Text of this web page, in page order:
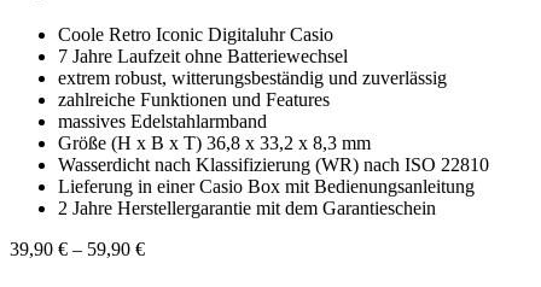
Coole Retro Iconic Digitaluhr Casio
7 Jahre Laufzeit ohne Batteriewechsel
extrem robust, witterungsbeständig und zuverlässig
zahlreiche Funktionen und Features
massives Edelstahlarmband
Größe (H x B x T) 36,8 x 33,2 x 8,3 mm
Wasserdicht nach Klassifizierung (WR) nach ISO 22810
Lieferung in einer Casio Box mit Bedienungsanleitung
2 Jahre Herstellergarantie mit dem Garantieschein
39,90 € – 59,90 €